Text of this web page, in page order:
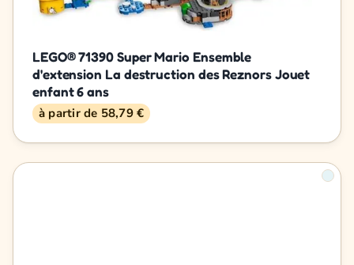
LEGO® 71390 Super Mario Ensemble
d'extension La destruction des Reznors Jouet
enfant 6 ans
à partir de 58,79 €